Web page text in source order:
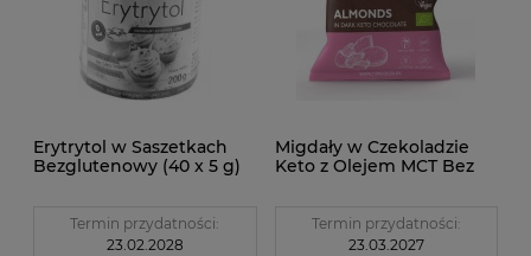
Erytrytol w Saszetkach
Bezglutenowy (40 x 5 g)
Termin przydatności:
23.02.2028
Migdały w Czekoladzie
Keto z Olejem MCT Bez
Termin przydatności:
23.03.2027